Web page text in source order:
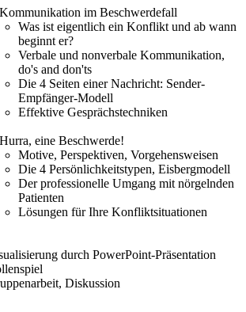
im Beschwerdefall
Was ist eigentlich ein Konflikt und ab wann
beginnt er?
Verbale und nonverbale Kommunikation,
do's and don'ts
Die 4 Seiten einer Nachricht: Sender-
Empfänger-Modell
Effektive Gesprächstechniken
eine Beschwerde!
Motive, Perspektiven, Vorgehensweisen
Die 4 Persönlichkeitstypen, Eisbergmodell
Der professionelle Umgang mit nörgelnden
Patienten
Lösungen für Ihre Konfliktsituationen
durch PowerPoint-Präsentation
Diskussion